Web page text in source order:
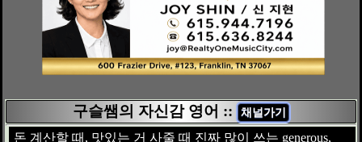
구슬쌤의 자신감 영어 :: 채널가기
돈 계산할 때, 맛있는 거 사줄 때 진짜 많이 쓰는 generous,